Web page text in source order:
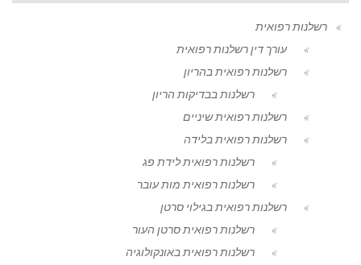
רשלנות רפואית
עורך דין רשלנות רפואית
רשלנות רפואית בהריון
רשלנות בבדיקות הריון
רשלנות רפואית שיניים
רשלנות רפואית בלידה
רשלנות רפואית לידת פג
רשלנות רפואית מות עובר
רשלנות רפואית בגילוי סרטן
רשלנות רפואית סרטן העור
רשלנות רפואית באונקולוגיה